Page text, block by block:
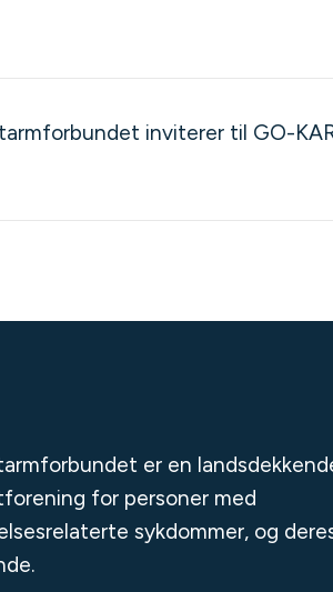
inviterer til GO-
er en
for personer med
sykdommer, og